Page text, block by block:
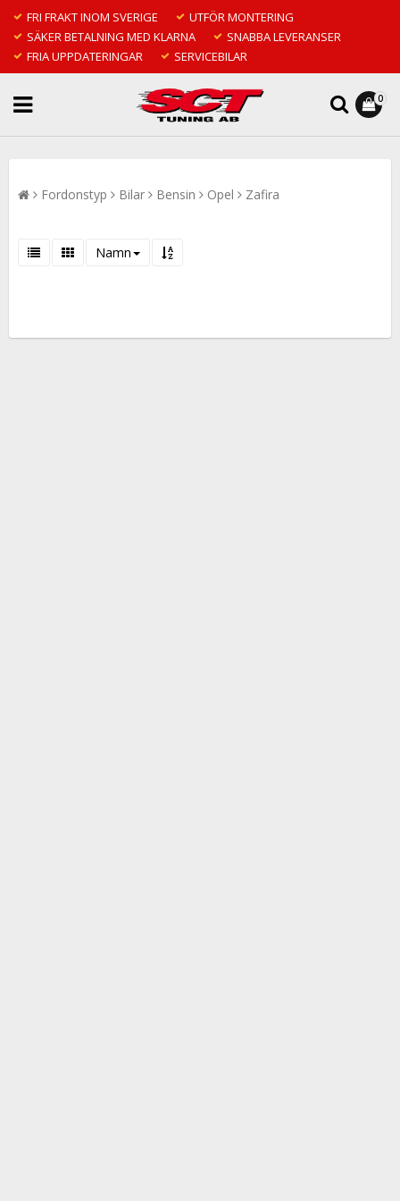
FRI FRAKT INOM SVERIGE
UTFÖR MONTERING
SÄKER BETALNING MED KLARNA
SNABBA LEVERANSER
FRIA UPPDATERINGAR
SERVICEBILAR
0
Fordonstyp Bilar Bensin Opel Zafira
Namn